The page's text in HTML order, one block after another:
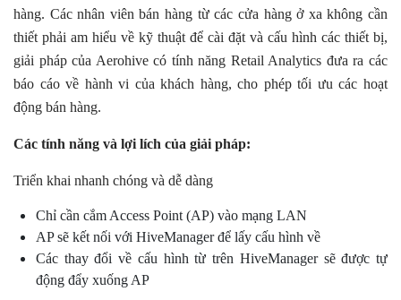
hàng. Các nhân viên bán hàng từ các cửa hàng ở xa không cần
thiết phải am hiểu về kỹ thuật để cài đặt và cấu hình các thiết bị,
giải pháp của Aerohive có tính năng Retail Analytics đưa ra các
báo cáo về hành vi của khách hàng, cho phép tối ưu các hoạt
động bán hàng.
Các tính năng và lợi lích của giải pháp:
Triển khai nhanh chóng và dễ dàng
Chỉ cần cắm Access Point (AP) vào mạng LAN
AP sẽ kết nối với HiveManager để lấy cấu hình về
Các thay đổi về cấu hình từ trên HiveManager sẽ được tự
động đẩy xuống AP